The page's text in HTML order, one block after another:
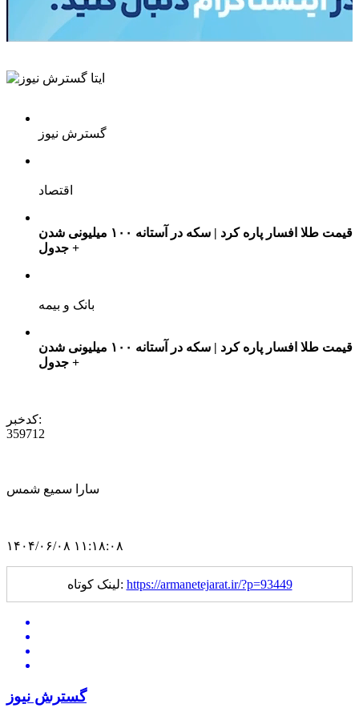
گسترش نیوز
اقتصاد
قیمت طلا افسار پاره کرد | سکه در آستانه ۱۰۰ میلیونی شدن
+ جدول
بانک و بیمه
قیمت طلا افسار پاره کرد | سکه در آستانه ۱۰۰ میلیونی شدن
+ جدول
کدخبر:
359712
سارا سمیع شمس
۱۴۰۴/۰۶/۰۸ ۱۱:۱۸:۰۸
لینک کوتاه: https://armanetejarat.ir/?p=93449
گسترش نیوز